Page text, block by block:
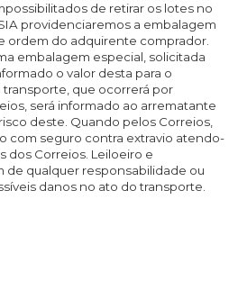
de retirar os lotes no
providenciaremos a embalagem
ordem do adquirente comprador.
embalagem especial, solicitada
o valor desta para o
que ocorrerá por
será informado ao arrematante
deste. Quando pelos Correios,
com seguro contra extravio atendo-
dos Correios. Leiloeiro e
de qualquer responsabilidade ou
danos no ato do transporte.